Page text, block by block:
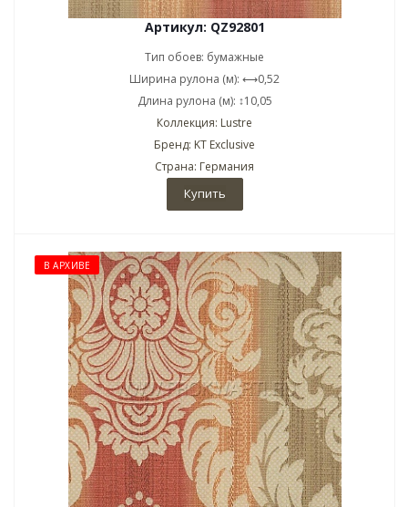
Артикул: QZ92801
Тип обоев: бумажные
Ширина рулона (м): ⟷0,52
Длина рулона (м): ↕10,05
Коллекция: Lustre
Бренд: KT Exclusive
Страна: Германия
Купить
В АРХИВЕ